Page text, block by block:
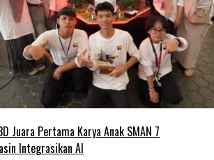
Juara Pertama Karya Anak SMAN 7
Integrasikan AI